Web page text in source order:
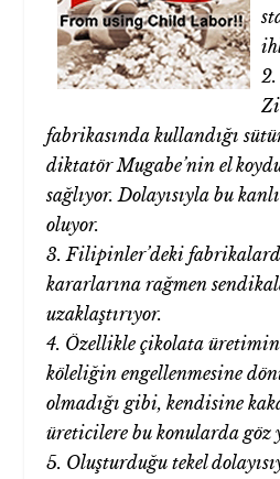
2.
fabrikasında kullandığı
diktatör Mugabe’nin el
sağlıyor. Dolayısıyla bu
oluyor.
3. Filipinler’deki
kararlarına rağmen
uzaklaştırıyor.
4. Özellikle çikolata
köleliğin engellenmesine
olmadığı gibi, kendisine
üreticilere bu konularda göz
5. Oluşturduğu tekel